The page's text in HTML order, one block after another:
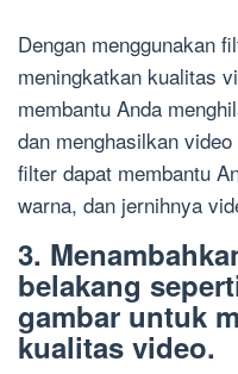
Dengan menggunakan
meningkatkan kualitas
membantu Anda
dan menghasilkan
filter dapat membantu
warna, dan jernihnya
3.
belakang
gambar untuk
kualitas video.